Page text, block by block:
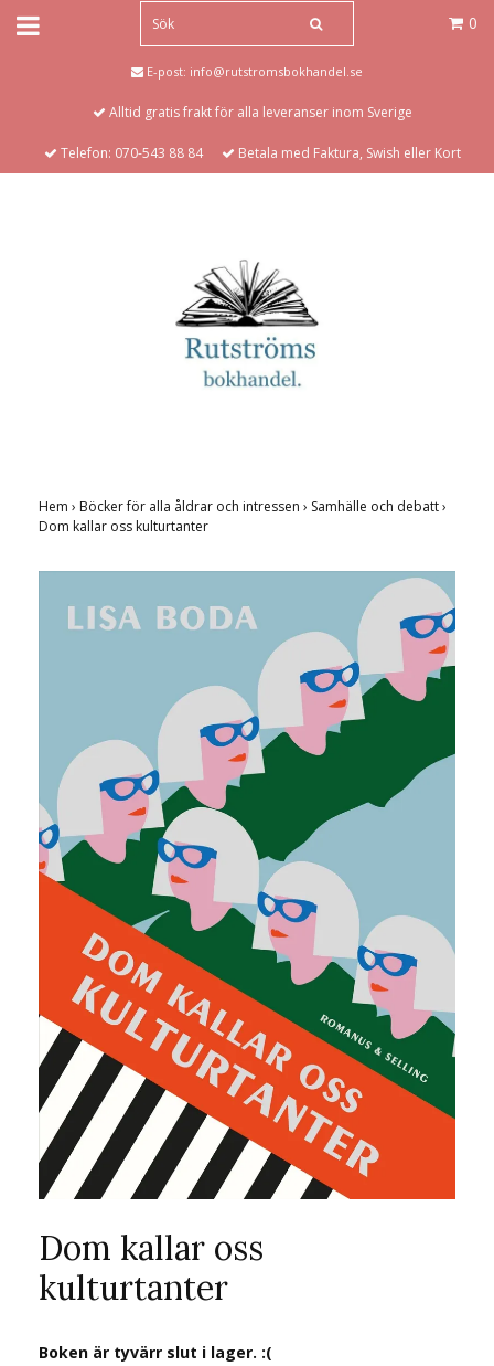
0
E-post: info@rutstromsbokhandel.se
Alltid gratis frakt för alla leveranser inom Sverige
Telefon: 070-543 88 84 Betala med Faktura, Swish eller Kort
Hem › Böcker för alla åldrar och intressen › Samhälle och debatt›
Dom kallar oss kulturtanter
Dom kallar oss
kulturtanter
Boken är tyvärr slut i lager. :(